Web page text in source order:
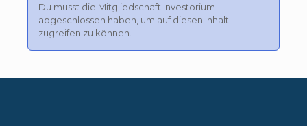
Du musst die Mitgliedschaft Investorium
abgeschlossen haben, um auf diesen Inhalt
zugreifen zu können.